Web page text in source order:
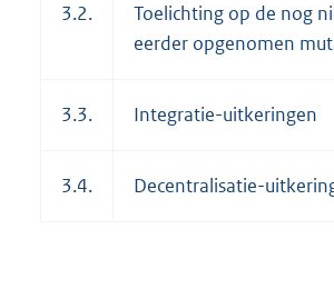
3.2.
Toelichting op de nog
eerder opgenomen
3.3. Integratie-uitkeringen
3.4. Decentralisatie-